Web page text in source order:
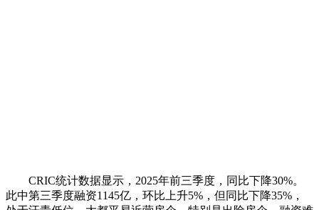
CRIC统计数据显示，2025年前三季度，同比下降30%。
此中第三季度融资1145亿，环比上升5%，但同比下降35%，